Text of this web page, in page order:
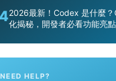
2026最新！Codex 是什麼
化揭秘，開發者必看功能亮點
NEED HELP?